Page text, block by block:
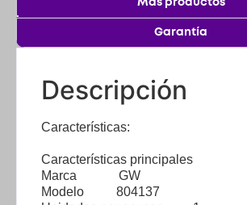
Más productos
Garantía
Descripción
Características:
Características principales
Marca GW
Modelo 804137